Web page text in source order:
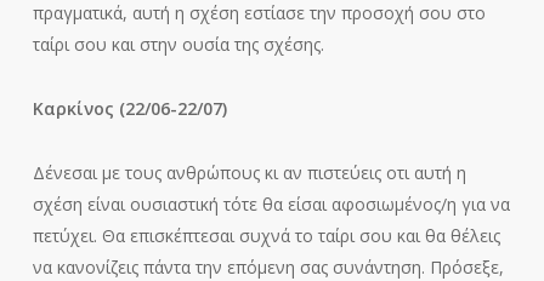
πραγματικά, αυτή η σχέση εστίασε την προσοχή σου στο
ταίρι σου και στην ουσία της σχέσης.
Καρκίνος (22/06-22/07)
Δένεσαι με τους ανθρώπους κι αν πιστεύεις οτι αυτή η
σχέση είναι ουσιαστική τότε θα είσαι αφοσιωμένος/η για να
πετύχει. Θα επισκέπτεσαι συχνά το ταίρι σου και θα θέλεις
να κανονίζεις πάντα την επόμενη σας συνάντηση. Πρόσεξε,